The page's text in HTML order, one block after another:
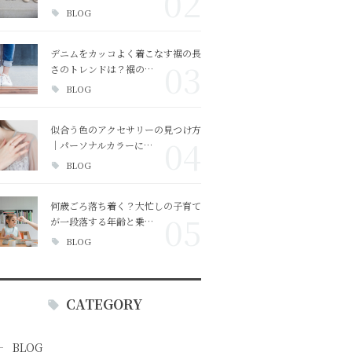
BLOG
デニムをカッコよく着こなす裾の長
さのトレンドは？裾の…
BLOG
似合う色のアクセサリーの見つけ方
｜パーソナルカラーに…
BLOG
何歳ごろ落ち着く？大忙しの子育て
が一段落する年齢と乗…
BLOG
CATEGORY
BLOG